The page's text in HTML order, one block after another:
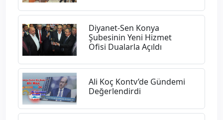
Diyanet-Sen Konya
Şubesinin Yeni Hizmet
Ofisi Dualarla Açıldı
Ali Koç Kontv’de Gündemi
Değerlendirdi